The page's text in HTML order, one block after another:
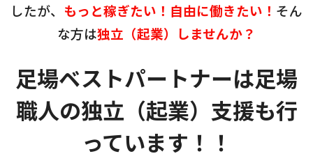
したが、 もっと稼ぎたい！自由に働きたい！ そん
な方は独立（起業）しませんか？
足場ベストパートナーは足場
職人の独立（起業）支援も行
っています！！